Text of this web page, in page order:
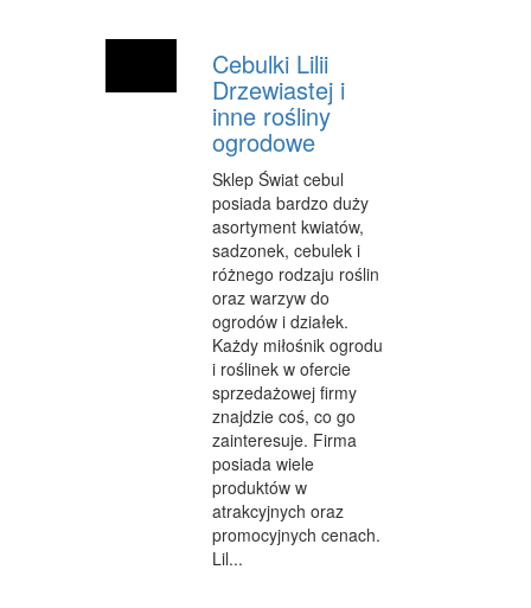
SPRZĘT MEDYCZNY
WEB
OPROGRAMOWANIE
KONTAKT
Cebulki Lilii
Drzewiastej i
inne rośliny
ogrodowe
Sklep Świat cebul
posiada bardzo duży
asortyment kwiatów,
sadzonek, cebulek i
różnego rodzaju roślin
oraz warzyw do
ogrodów i działek.
Każdy miłośnik ogrodu
i roślinek w ofercie
sprzedażowej firmy
znajdzie coś, co go
zainteresuje. Firma
posiada wiele
produktów w
atrakcyjnych oraz
promocyjnych cenach.
Lil...